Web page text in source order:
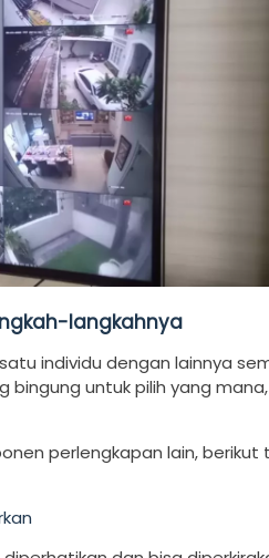
langkahnya
individu dengan lainnya
untuk pilih yang
perlengkapan lain,